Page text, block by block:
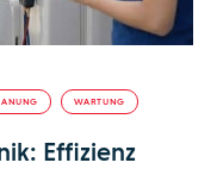
WARTUNG
Effizienz